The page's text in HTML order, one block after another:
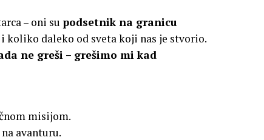
– oni su podsetnik na granicu
koliko daleko od sveta koji nas je stvorio.
ne greši – grešimo mi kad
misijom.
avanturu.